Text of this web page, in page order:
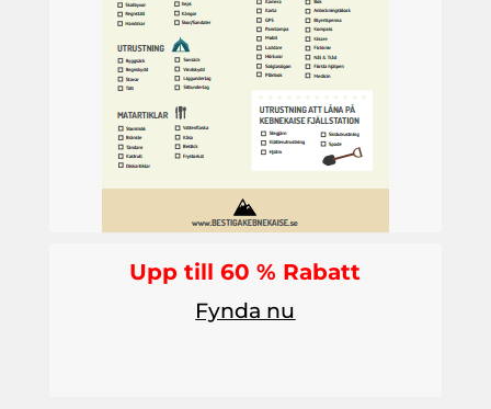
Upp till 60 % Rabatt
Fynda nu